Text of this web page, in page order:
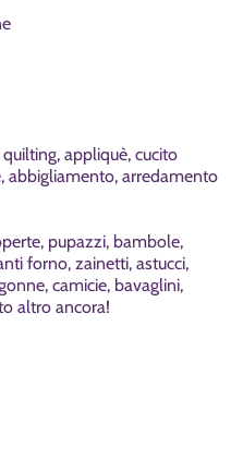
appliquè, cucito
abbigliamento, arredamento
pupazzi, bambole,
forno, zainetti, astucci,
camicie, bavaglini,
altro ancora!